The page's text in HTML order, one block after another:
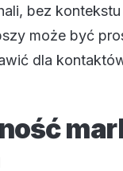
bez
może być
dla